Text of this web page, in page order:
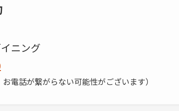
ニング
お電話が繋がらない可能性がございます）